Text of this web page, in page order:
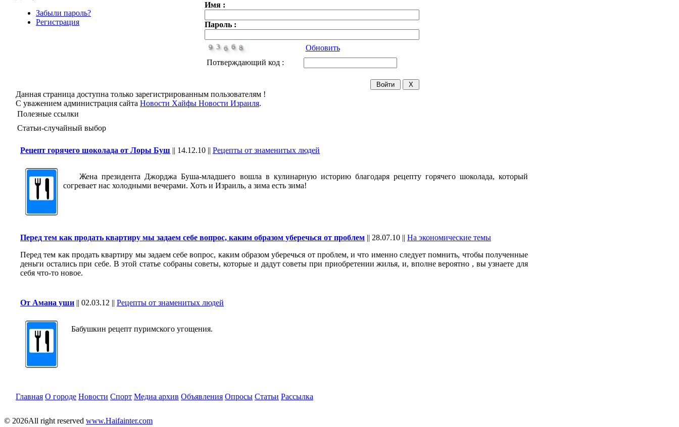
Забыли пароль?
Регистрация
Имя :
Пароль :
Обновить
Потверждающий код :
Данная страница доступна только зарегистрированным пользователям !
С уважением администрация сайта Новости Хайфы Новости Израиля.
Полезные ссылки
Статьи-случайный выбор
Рецепт горячего шоколада от Лоры Буш || 14.12.10 || Рецепты от знаменитых людей
Жена президента Джорджа Буша-младшего вошла в кулинарную историю благодаря рецепту горячего шоколада, который
согревает нас холодными вечерами. Хоть и Израиль, а зима есть зима!
Перед тем как продать квартиру мы задаем себе вопрос, каким образом уберечься от проблем || 28.07.10 || На экономические темы
Перед тем как продать квартиру мы задаем себе вопрос, каким образом уберечься от проблем, и что именно следует помнить, чтобы полученные
деньги остались при себе. В этой статье собраны советы, которые и дадут советы при приобретении жилья, и, вполне вероятно , вы узнаете для
себя что-то новое.
От Амана уши || 02.03.12 || Рецепты от знаменитых людей
Бабушкин рецепт пуримского угощения.
Главная О городе Новости Спорт Медиа архив Объявления Опросы Статьи Рассылка
© 2026All right reserved www.Haifainter.com